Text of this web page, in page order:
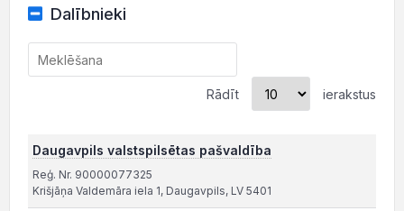
Dalībnieki
Rādīt ierakstus
Daugavpils valstspilsētas pašvaldība
Reģ. Nr. 90000077325
Krišjāņa Valdemāra iela 1, Daugavpils, LV 5401